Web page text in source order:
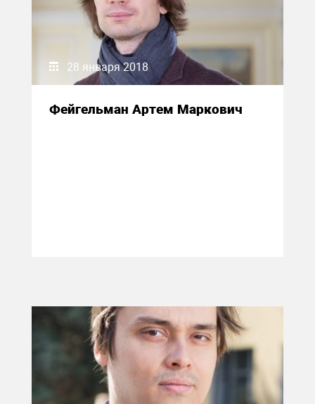
28 января 2018
Фейгельман Артем Маркович